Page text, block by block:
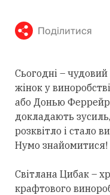
Поділитися
Сьогодні –
жінок у
або Донью
докладають
розквітло і стало
Нумо знайомитися!
Світлана Цибак –
крафтового